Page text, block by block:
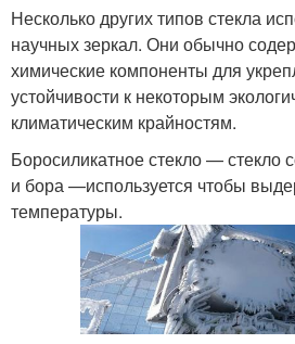
Несколько других типов стекла
научных зеркал. Они обычно
химические компоненты для
устойчивости к некоторым
климатическим крайностям.
Боросиликатное стекло — стекло
и бора —используется чтобы
температуры.